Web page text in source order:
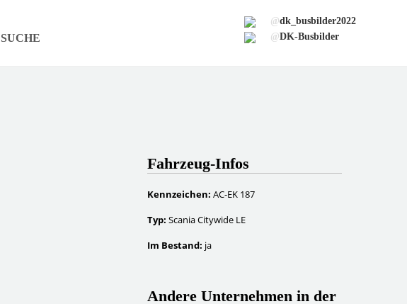
SUCHE
@dk_busbilder2022
@DK-Busbilder
Fahrzeug-Infos
Kennzeichen: AC-EK 187
Typ: Scania Citywide LE
Im Bestand: ja
Andere Unternehmen in der